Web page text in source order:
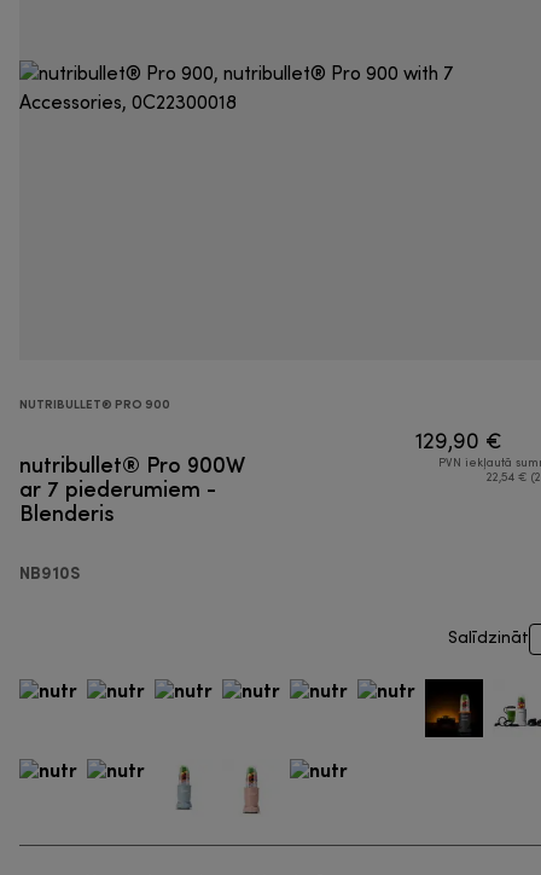
NUTRIBULLET® PRO 900
nutribullet® Pro 900W
ar 7 piederumiem -
Blenderis
NB910S
129,90 €
PVN iekļautā
22,54 €
Salīdzināt